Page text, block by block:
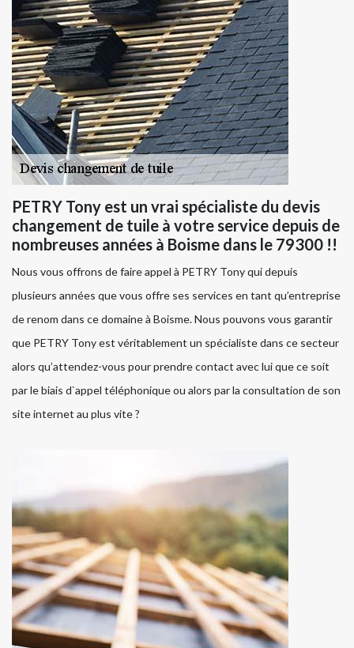
PETRY Tony est un vrai spécialiste du devis
changement de tuile à votre service depuis de
nombreuses années à Boisme dans le 79300 !!
Nous vous offrons de faire appel à PETRY Tony qui depuis
plusieurs années que vous offre ses services en tant qu’entreprise
de renom dans ce domaine à Boisme. Nous pouvons vous garantir
que PETRY Tony est véritablement un spécialiste dans ce secteur
alors qu’attendez-vous pour prendre contact avec lui que ce soit
par le biais d`appel téléphonique ou alors par la consultation de son
site internet au plus vite ?